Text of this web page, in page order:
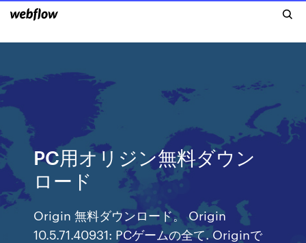
PC用オリジン無料ダウン
ロード
Origin 無料ダウンロード。 Origin
10.5.71.40931: PCゲームの全て. Originで